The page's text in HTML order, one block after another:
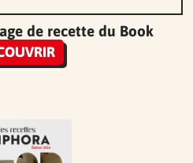
de recette du Book